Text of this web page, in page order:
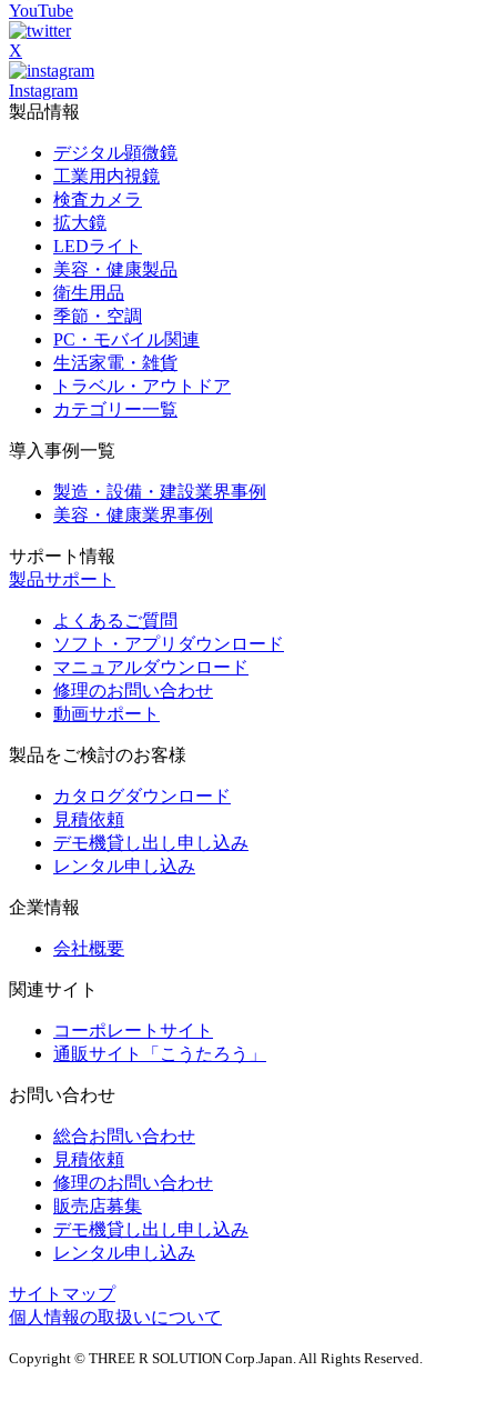
YouTube
X
Instagram
製品情報
デジタル顕微鏡
工業用内視鏡
検査カメラ
拡大鏡
LEDライト
美容・健康製品
衛生用品
季節・空調
PC・モバイル関連
生活家電・雑貨
トラベル・アウトドア
カテゴリー一覧
導入事例一覧
製造・設備・建設業界事例
美容・健康業界事例
サポート情報
製品サポート
よくあるご質問
ソフト・アプリダウンロード
マニュアルダウンロード
修理のお問い合わせ
動画サポート
製品をご検討のお客様
カタログダウンロード
見積依頼
デモ機貸し出し申し込み
レンタル申し込み
企業情報
会社概要
関連サイト
コーポレートサイト
通販サイト「こうたろう」
お問い合わせ
総合お問い合わせ
見積依頼
修理のお問い合わせ
販売店募集
デモ機貸し出し申し込み
レンタル申し込み
サイトマップ
個人情報の取扱いについて
Copyright © THREE R SOLUTION Corp.Japan. All Rights Reserved.